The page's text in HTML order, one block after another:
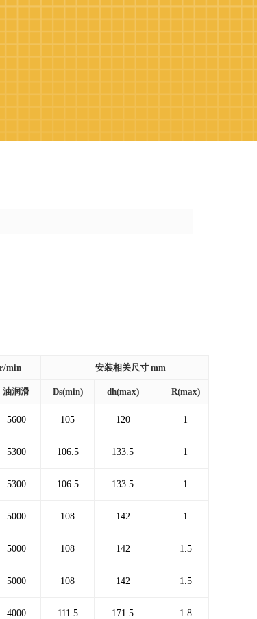
min
安装相关尺寸 mm
油润滑 Ds(min) dh(max) R(max)
5600 105 120 1
5300 106.5 133.5 1
5300 106.5 133.5 1
5000 108 142 1
5000 108 142 1.5
5000 108 142 1.5
4000 111.5 171.5 1.8